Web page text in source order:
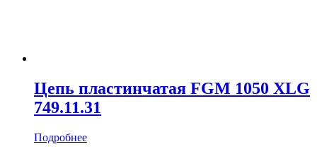
Цепь пластинчатая FGM 1050 XLG
749.11.31
Подробнее